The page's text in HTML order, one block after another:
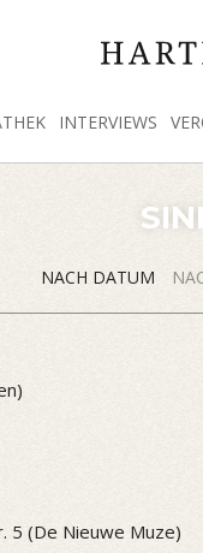
INTERVIEWS
NACH DATUM
5 (De Nieuwe Muze)